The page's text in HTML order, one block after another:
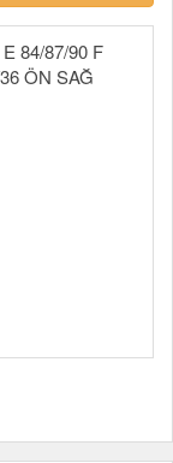
84/87/90 F
ÖN SAĞ